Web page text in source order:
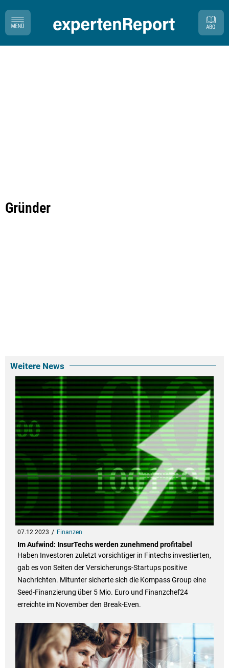
Gründer
Weitere News
07.12.2023 Finanzen
Im Aufwind: InsurTechs werden zunehmend profitabel
Haben Investoren zuletzt vorsichtiger in Fintechs investierten,
gab es von Seiten der Versicherungs-Startups positive
Nachrichten. Mitunter sicherte sich die Kompass Group eine
Seed-Finanzierung über 5 Mio. Euro und Finanzchef24
erreichte im November den Break-Even.